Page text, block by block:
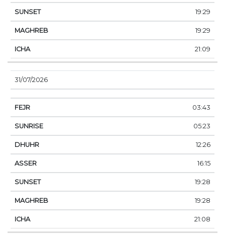
19:29
19:29
21:09
31/07/2026
03:43
05:23
12:26
16:15
19:28
19:28
21:08